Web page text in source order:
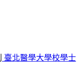
臺北醫學大學校學士